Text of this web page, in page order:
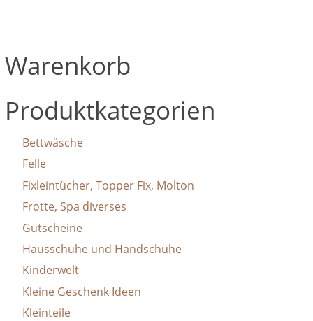
auf.
Optionen
können
auf
gewählt
werden
Warenkorb
Produktkategorien
Bettwäsche
Felle
Fixleintücher, Topper Fix, Molton
Frotte, Spa diverses
Gutscheine
Hausschuhe und Handschuhe
Kinderwelt
Kleine Geschenk Ideen
Kleinteile